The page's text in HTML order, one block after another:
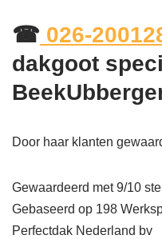
☎ 026-
dakgoot
Door haar klanten
Gewaardeerd met 9/10
Gebaseerd op 198
Perfectdak Nederland bv